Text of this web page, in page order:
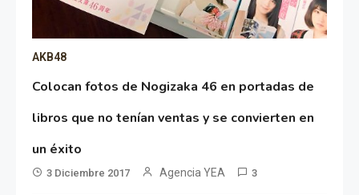
AKB48
Colocan fotos de Nogizaka 46 en portadas de
libros que no tenían ventas y se convierten en
un éxito
3 Diciembre 2017 Agencia YEA 3